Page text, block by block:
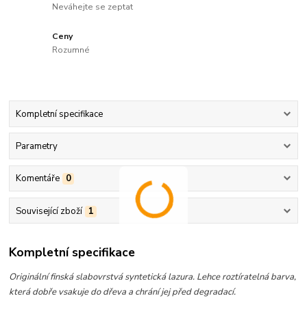
Neváhejte se zeptat
Ceny
Rozumné
Kompletní specifikace
Parametry
Komentáře 0
Související zboží 1
Kompletní specifikace
Originální finská slabovrstvá syntetická lazura. Lehce roztíratelná barva,
která dobře vsakuje do dřeva a chrání jej před degradací.